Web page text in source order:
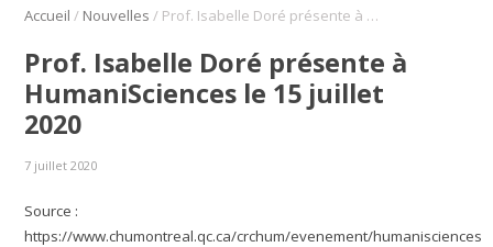
Accueil / Nouvelles / Prof. Isabelle Doré présente à HumaniSciences le 15 juillet 2020
Prof. Isabelle Doré présente à
HumaniSciences le 15 juillet
2020
7 juillet 2020
Source :
https://www.chumontreal.qc.ca/crchum/evenement/humanisciences